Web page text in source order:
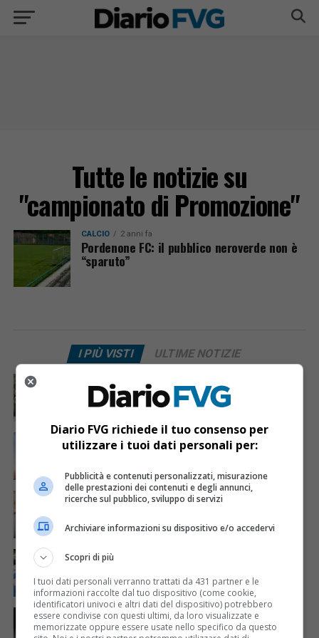
Tutte le notizie su
"campionato di Promozione"
CALCIO 2 anni fa
Pordenone FC: il pubblico neroverde non è
“sparuto”
I PIÙ VISTI ULTIME NOTIZIE
Acqua da usare con cautela nell’Udinese: ecco tutte
le frazioni sotto osservazione
ECONOMIA & LAVORO 2 giorni fa
Bollette più leggere nei condomini, nuovo bando FVG
CRONACA & ATTUALITÀ 6 giorni fa
Mattia Ranghetti muore a 29 anni dopo la
folgorazione alle Ferriere Nord di Osoppo
CRONACA & ATTUALITÀ
Arrivano 142 nuovi poliziotti in Friuli-Venezia Giulia:
61 saranno assegnati a Trieste
CRONACA & ATTUALITÀ 2 giorni fa
Due terremoti in poche ore scuotono la Croazia: la
Diario FVG richiede il tuo consenso per
utilizzare i tuoi dati personali per:
Pubblicità e contenuti personalizzati, misurazione
delle prestazioni dei contenuti e degli annunci,
ricerche sul pubblico, sviluppo di servizi
Archiviare informazioni su dispositivo e/o accedervi
Scopri di più
I tuoi dati personali verranno trattati da 431 partner e le
informazioni raccolte dal tuo dispositivo (come cookie,
identificatori univoci e altri dati del dispositivo) potrebbero
essere condivise con questi ultimi, da loro visualizzate e
memorizzate oppure essere usate nello specifico da questo